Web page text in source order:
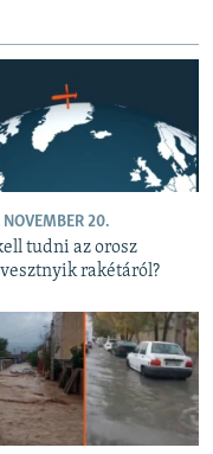
20.
tudni az orosz
rakétáról?